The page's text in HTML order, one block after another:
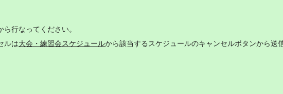
行なってください。
ルは大会・練習会スケジュールから該当するスケジュールのキャンセルボタンから送